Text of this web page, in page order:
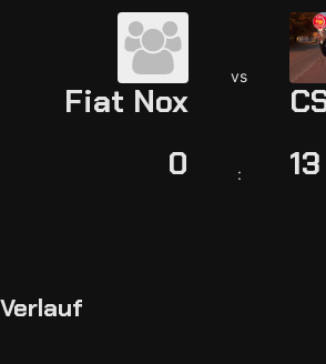
Fiat Nox
vs
0
: 13
Verlauf